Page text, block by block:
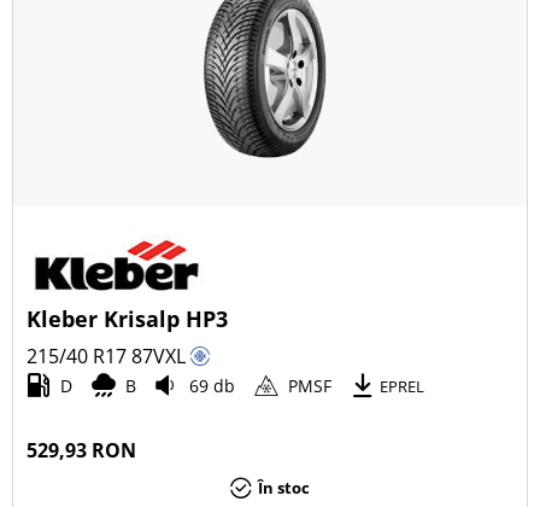
Toate tipurile (2)
Tip autovehicul
Toate tipurile (2)
Autoturism (2)
SUV (0)
Camionetă (0)
Rulotă autopropulsată (0)
Kleber Krisalp HP3
215/40 R1787VXL
D B 69 db PMSF EPREL
529,93 RON
În stoc